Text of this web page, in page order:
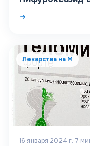
Лекарства на М
16 января 2024 г.·7